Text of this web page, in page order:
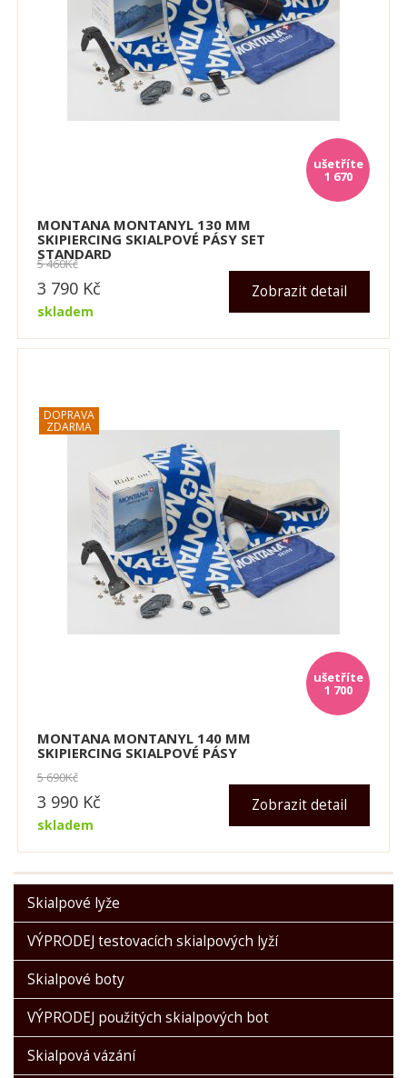
MONTANA MONTANYL 130 MM
SKIPIERCING SKIALPOVÉ PÁSY SET
STANDARD
skladem
Zobrazit detail
3 790 Kč
1 670
5 460Kč
MONTANA MONTANYL 140 MM
SKIPIERCING SKIALPOVÉ PÁSY
skladem
Zobrazit detail
3 990 Kč
1 700
5 690Kč
Skialpové lyže
VÝPRODEJ testovacích skialpových lyží
Skialpové boty
VÝPRODEJ použitých skialpových bot
Skialpová vázání